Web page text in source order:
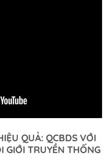
QUẢ: QCBDS VỚI
GIỚI TRUYỀN THỐNG